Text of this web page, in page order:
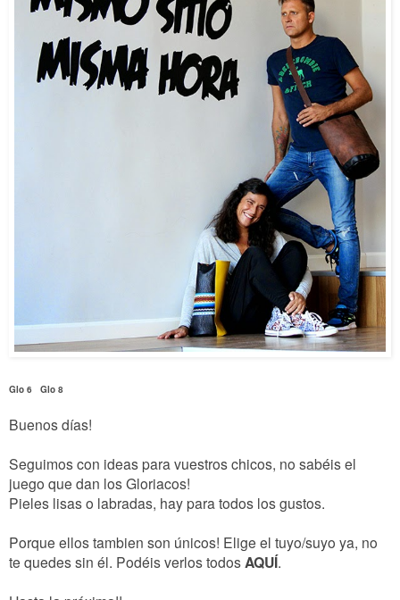
Glo 6 Glo 8
Buenos días!
Seguimos con ideas para vuestros chicos, no sabéis el
juego que dan los Gloriacos!
Pieles lisas o labradas, hay para todos los gustos.
Porque ellos tambien son únicos! Elige el tuyo/suyo ya, no
te quedes sin él. Podéis verlos todosAQUÍ.